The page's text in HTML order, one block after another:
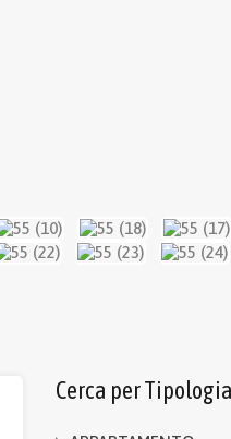
Cerca per Tipologia